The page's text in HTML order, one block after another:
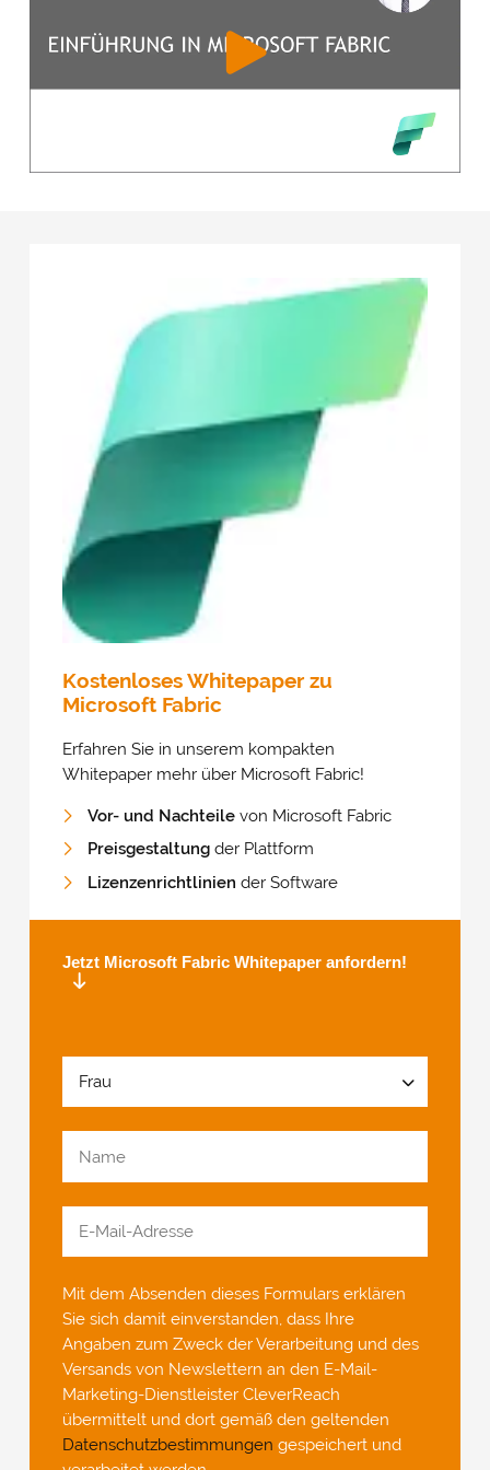
Kostenloses Whitepaper zu
Microsoft Fabric
Erfahren Sie in unserem kompakten
Whitepaper mehr über Microsoft Fabric!
Vor- und Nachteilevon Microsoft Fabric
Preisgestaltungder Plattform
Lizenzenrichtlinien der Software
Jetzt Microsoft Fabric Whitepaper anfordern!
Mit dem Absenden dieses Formulars erklären
Sie sich damit einverstanden, dass Ihre
Angaben zum Zweck der Verarbeitung und des
Versands von Newslettern an den E-Mail-
Marketing-Dienstleister CleverReach
übermittelt und dort gemäß den geltenden
Datenschutzbestimmungengespeichert und